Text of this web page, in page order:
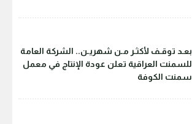
بعـد توقـف لأكثـر مـن شهريـن.. الشركة العامة
للسمنت العراقية تعلن عودة الإنتاج في معمل
سمنت الكوفة